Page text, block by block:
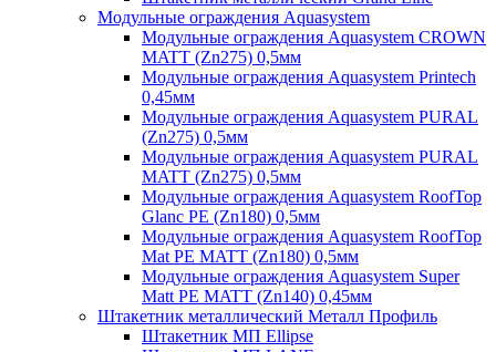
Модульные ограждения Aquasystem
Модульные ограждения Aquasystem CROWN
MATT (Zn275) 0,5мм
Модульные ограждения Aquasystem Printech
0,45мм
Модульные ограждения Aquasystem PURAL
(Zn275) 0,5мм
Модульные ограждения Aquasystem PURAL
MATT (Zn275) 0,5мм
Модульные ограждения Aquasystem RoofTop
Glanc PE (Zn180) 0,5мм
Модульные ограждения Aquasystem RoofTop
Mat PE MATT (Zn180) 0,5мм
Модульные ограждения Aquasystem Super
Matt PE MATT (Zn140) 0,45мм
Штакетник металлический Металл Профиль
Штакетник МП Ellipse